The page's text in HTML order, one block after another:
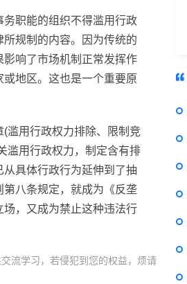
务职能的组织不得滥用行政
规制的内容。因为传统的
响了市场机制正常发挥作
或地区。这也是一个重要原
滥用行政权力排除、限制竞
滥用行政权力，制定含有排
从具体行政行为延伸到了抽
八条规定，就成为《反垄
，又成为禁止这种违法行
流学习，若侵犯到您的权益，烦请